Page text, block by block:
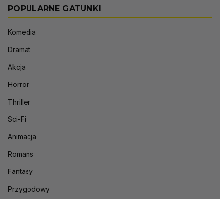
POPULARNE GATUNKI
Komedia
Dramat
Akcja
Horror
Thriller
Sci-Fi
Animacja
Romans
Fantasy
Przygodowy